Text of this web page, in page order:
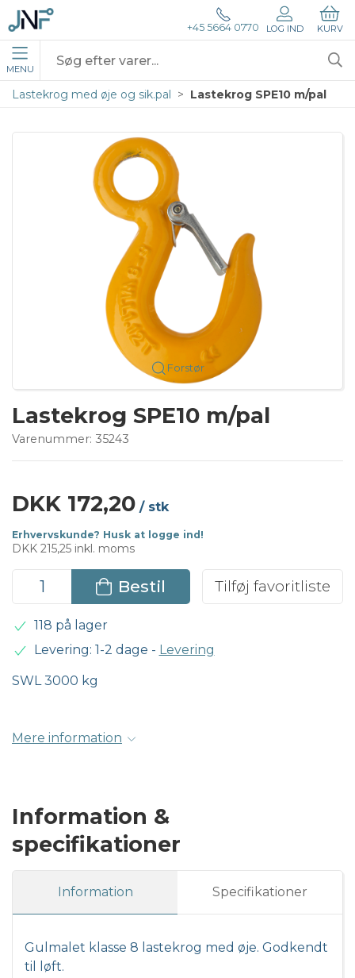
+45 5664 0770 LOG IND KURV
MENU
Lastekrog med øje og sik.pal Lastekrog SPE10 m/pal
Forstør
Lastekrog SPE10 m/pal
Varenummer: 35243
DKK 172,20 / stk
Erhvervskunde? Husk at logge ind!
DKK 215,25 inkl. moms
Bestil Tilføj favoritliste
118 på lager
Levering: 1-2 dage - Levering
SWL 3000 kg
Mere information
Information &
specifikationer
Information Specifikationer
Gulmalet klasse 8 lastekrog med øje. Godkendt
til løft.